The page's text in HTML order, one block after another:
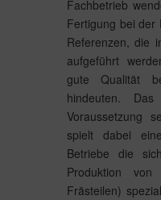
Fachbetrieb
Fertigung bei der
Referenzen, die
aufgeführt
gute Qualität
hindeuten.
Voraussetzung
spielt dabei
Betriebe die
Produktion von
Frästeilen)